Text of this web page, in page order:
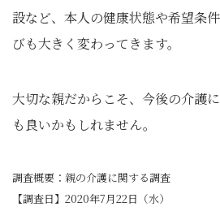
設など、本人の健康状態や希望条
びも大きく変わってきます。
大切な親だからこそ、今後の介護
も良いかもしれません。
調査概要：親の介護に関する調査
【調査日】2020年7月22日（水）